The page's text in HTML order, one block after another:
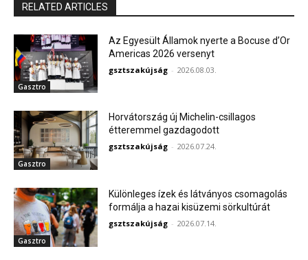
RELATED ARTICLES
Gasztro
Az Egyesült Államok nyerte a Bocuse d’Or
Americas 2026 versenyt
gsztszakújság - 2026.08.03.
Gasztro
Horvátország új Michelin-csillagos
étteremmel gazdagodott
gsztszakújság - 2026.07.24.
Gasztro
Különleges ízek és látványos csomagolás
formálja a hazai kisüzemi sörkultúrát
gsztszakújság - 2026.07.14.